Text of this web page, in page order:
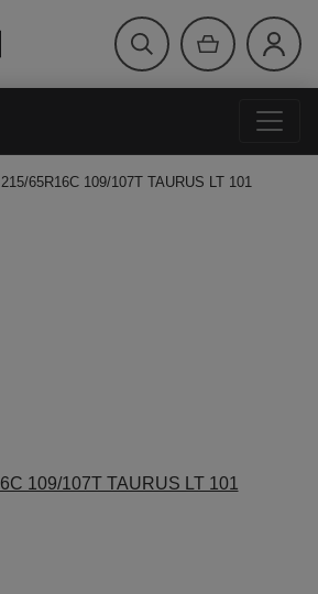
215/65R16C 109/107T TAURUS LT 101